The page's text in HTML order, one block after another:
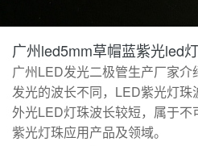
广州led5mm草帽蓝紫光led
广州LED发光二极管生产厂家
发光的波长不同，LED紫光灯
外光LED灯珠波长较短，属于
紫光灯珠应用产品及领域。